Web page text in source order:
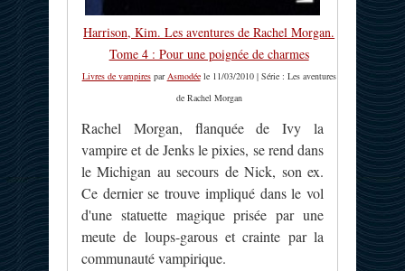
Harrison, Kim. Les aventures de Rachel Morgan.
Tome 4 : Pour une poignée de charmes
Livres de vampirespar Asmodéele 11/03/2010 | Série : Les aventures
de Rachel Morgan
Rachel Morgan, flanquée de Ivy la
vampire et de Jenks le pixies, se rend dans
le Michigan au secours de Nick, son ex.
Ce dernier se trouve impliqué dans le vol
d'une statuette magique prisée par une
meute de loups-garous et crainte par la
communauté vampirique.